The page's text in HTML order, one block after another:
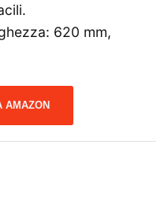
620 mm,
AMAZON